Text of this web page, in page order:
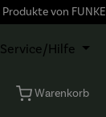
Produkte von FUNKE
Service/Hilfe
Warenkorb